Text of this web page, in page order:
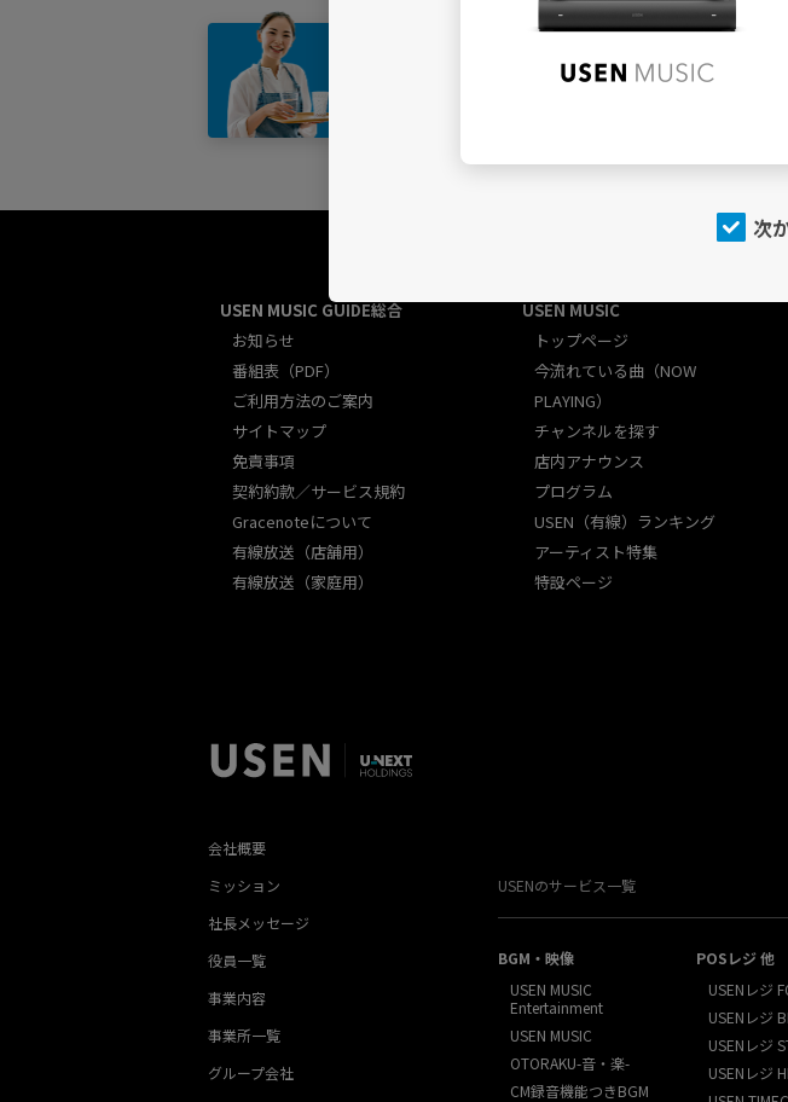
店舗・施設でBGMを利用
USEN MUSIC GUIDE総合
お知らせ
番組表（PDF）
ご利用方法のご案内
サイトマップ
免責事項
契約約款／サービス規約
Gracenoteについて
有線放送（店舗用）
有線放送（家庭用）
USEN MUSIC
トップページ
今流れている曲（NOW
PLAYING）
チャンネルを探す
店内アナウンス
プログラム
USEN（有線）ランキング
アーティスト特集
特設ページ
会社概要
ミッション
社長メッセージ
役員一覧
事業内容
事業所一覧
グループ会社
USENのサービス一覧
BGM・映像
USEN MUSIC
Entertainment
USEN MUSIC
OTORAKU-音・楽-
CM録音機能つきBGM
POSレジ 他
USENレジ
USENレジ
USENレジ
USENレジ
次